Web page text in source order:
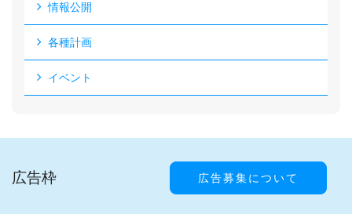
情報公開
各種計画
イベント
広告枠 広告募集について